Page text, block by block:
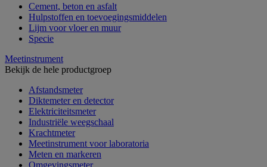
Cement, beton en asfalt
Hulpstoffen en toevoegingsmiddelen
Lijm voor vloer en muur
Specie
Meetinstrument
Bekijk de hele productgroep
Afstandsmeter
Diktemeter en detector
Elektriciteitsmeter
Industriële weegschaal
Krachtmeter
Meetinstrument voor laboratoria
Meten en markeren
Omgevingsmeter